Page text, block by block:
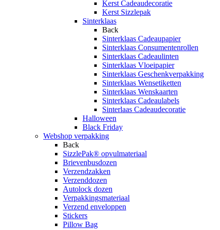
Kerst Cadeaudecoratie
Kerst Sizzlepak
Sinterklaas
Back
Sinterklaas Cadeaupapier
Sinterklaas Consumentenrollen
Sinterklaas Cadeaulinten
Sinterklaas Vloeipapier
Sinterklaas Geschenkverpakking
Sinterklaas Wensetiketten
Sinterklaas Wenskaarten
Sinterklaas Cadeaulabels
Sinterlaas Cadeaudecoratie
Halloween
Black Friday
Webshop verpakking
Back
SizzlePak® opvulmateriaal
Brievenbusdozen
Verzendzakken
Verzenddozen
Autolock dozen
Verpakkingsmateriaal
Verzend enveloppen
Stickers
Pillow Bag